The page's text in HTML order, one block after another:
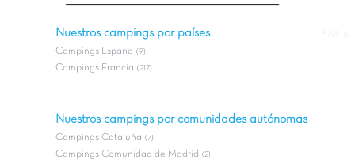
Nuestros campings por países
Campings Espana (9)
Campings Francia (217)
Nuestros campings por comunidades autónomas
Campings Cataluña (7)
Campings Comunidad de Madrid (2)